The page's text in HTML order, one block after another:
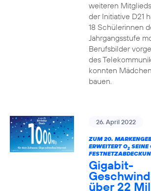
weiteren
der Initiative D21
18 Schülerinnen
Jahrgangsstufe
Berufsbilder
des
konnten
bauen.
26. April 2022
ZUM 20.
ERWEITERT O2SEINE
Gigabit-
über 22